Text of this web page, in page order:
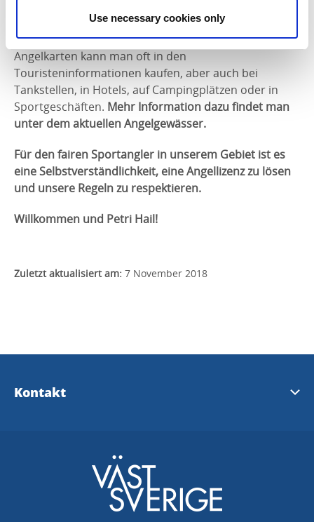
Use necessary cookies only
sodass man sie dem Kontrolleur vorweisen kann.
Angelkarten kann man oft in den
Touristeninformationen kaufen, aber auch bei
Tankstellen, in Hotels, auf Campingplätzen oder in
Sportgeschäften. Mehr Information dazu findet man
unter dem aktuellen Angelgewässer.
Für den fairen Sportangler in unserem Gebiet ist es
eine Selbstverständlichkeit, eine Angellizenz zu lösen
und unsere Regeln zu respektieren.
Willkommen und Petri Hail!
Zuletzt aktualisiert am: 7 November 2018
Kontakt
Touristen Informationen